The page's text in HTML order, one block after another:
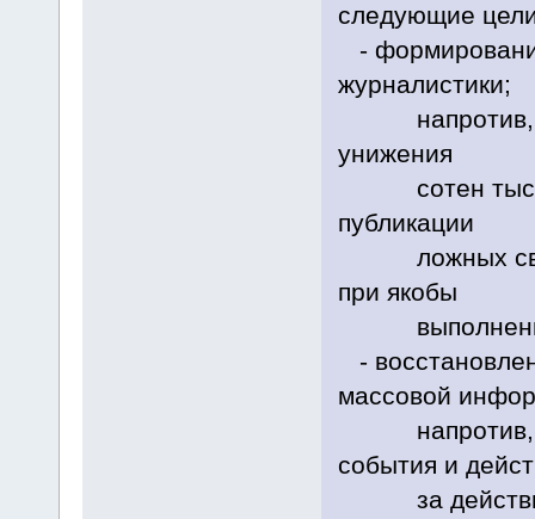
следующие
-
журналистики;
напротив,
унижения
сотен тысяч
публикации
ложных
при якобы
выполнении
-
массовой
напротив,
события и
за